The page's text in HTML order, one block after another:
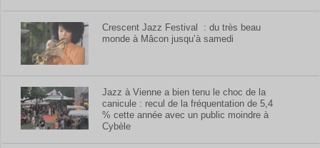
Crescent Jazz Festival : du très beau
monde à Mâcon jusqu’à samedi
Jazz à Vienne a bien tenu le choc de la
canicule : recul de la fréquentation de 5,4
% cette année avec un public moindre à
Cybèle